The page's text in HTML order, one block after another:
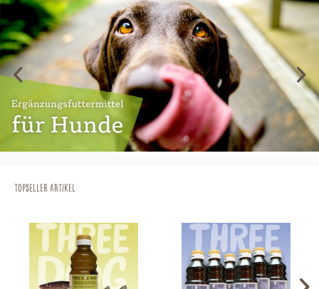
Topseller Artikel